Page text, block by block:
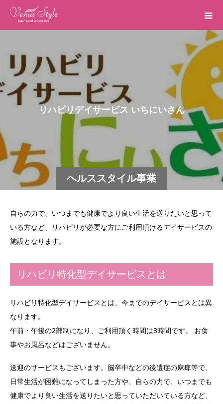
ヘルススタイル事業
リハビリ デイサー ビス いちにいさん
自らの力で、いつまでも健康でより良い生活を送りたいと思って
いる方など、リハビリが必要な方にご利用頂けるデイサービスの
施設となります。
リハビリ特化型デイサービスとは
リハビリ特化型デイサービスとは、今までのデイサービスとは異
なります。
午前・午後の2部制になり、ご利用頂く時間は3時間です。 お食
事やお風呂などはございません。
送迎のサービスもございます。脳卒中などの後遺症の麻痺等で、
日常生活が困難になってしまった方や、自らの力で、いつまでも
健康でより良い生活を送りたいと思っていただいている方など、